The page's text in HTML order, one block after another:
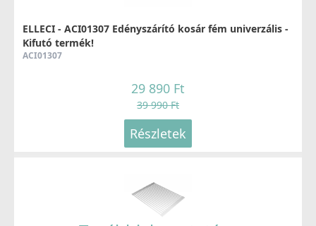
137 990 Ft
ELLECI - ACI01307 Edényszárító kosár fém univerzális -
Kifutó termék!
ACI01307
29 890 Ft
39 990 Ft
Részletek